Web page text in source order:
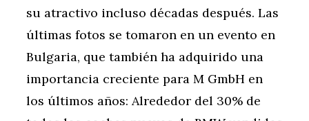
su atractivo incluso décadas después. Las
últimas fotos se tomaron en un evento en
Bulgaria, que también ha adquirido una
importancia creciente para M GmbH en
los últimos años: Alrededor del 30% de